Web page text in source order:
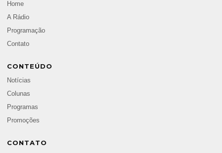
Home
A Rádio
Programação
Contato
CONTEÚDO
Notícias
Colunas
Programas
Promoções
CONTATO